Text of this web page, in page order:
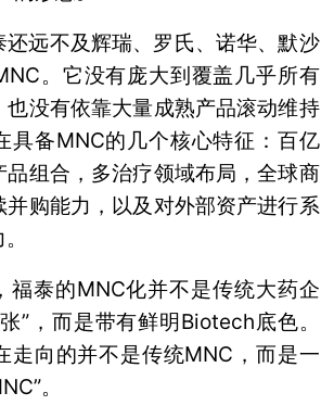
还远不及辉瑞、罗氏、诺华、默沙
。它没有庞大到覆盖几乎所有
也没有依靠大量成熟产品滚动维持
具备MNC的几个核心特征：百亿
品组合，多治疗领域布局，全球商
并购能力，以及对外部资产进行系
福泰的MNC化并不是传统大药企
”，而是带有鲜明Biotech底色。
走向的并不是传统MNC，而是一
。